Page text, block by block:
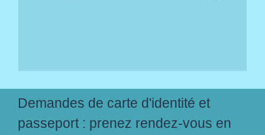
Demandes de carte d'identité et
passeport : prenez rendez-vous en